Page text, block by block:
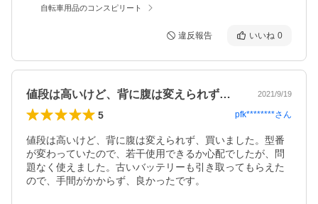
自転車用品のコンスピリート
違反報告 いいね 0
値段は高いけど、背に腹は変えられず、買… 2021/9/19
5 pfk********さん
値段は高いけど、背に腹は変えられず、買いました。型番
が変わっていたので、若干使用できるか心配でしたが、問
題なく使えました。古いバッテリーも引き取ってもらえた
ので、手間がかからず、良かったです。